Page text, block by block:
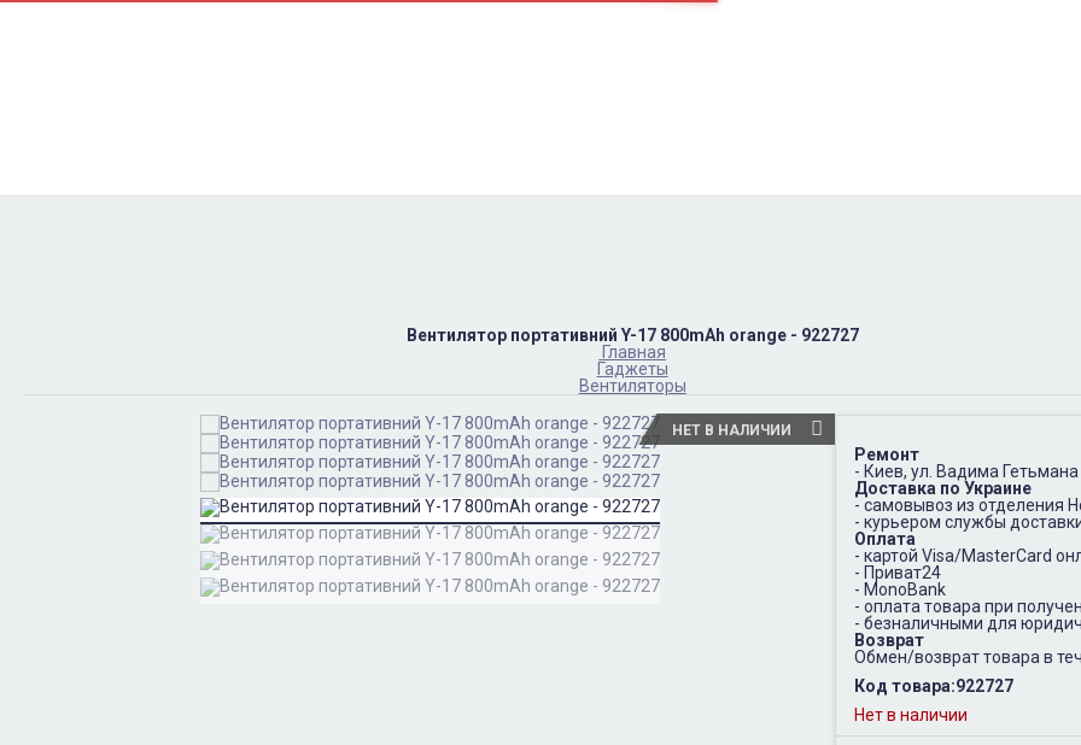
Вентилятор портативний Y-17 800mAh orange - 922727
Главная
Гаджеты
Вентиляторы
НЕТ В НАЛИЧИИ
Ремонт
- Киев, ул. Вадима Гетьмана
Доставка по Украине
- самовывоз из отделения
- курьером службы
Оплата
- картой Visa/MasterCard
- Приват24
- MonoBank
- оплата товара при
- безналичными для
Возврат
Обмен/возврат товара в
Код товара:922727
Нет в наличии